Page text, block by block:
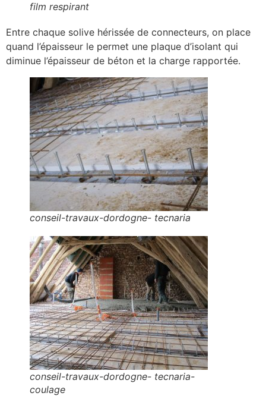
film respirant
Entre chaque solive hérissée de connecteurs, on place
quand l’épaisseur le permet une plaque d’isolant qui
diminue l’épaisseur de béton et la charge rapportée.
conseil-travaux-dordogne- tecnaria
conseil-travaux-dordogne- tecnaria-
coulage